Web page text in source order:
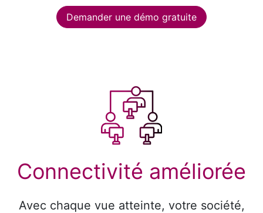
Demander une démo gratuite
Connectivité améliorée
Avec chaque vue atteinte, votre société,